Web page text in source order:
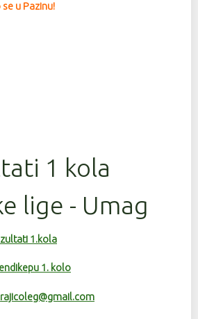
u Pazinu!
1 kola
lige - Umag
1.kola
1. kolo
rajicoleg@gmail.com